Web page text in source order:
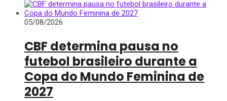
05/08/2026
CBF determina pausa no
futebol brasileiro durante a
Copa do Mundo Feminina de
2027